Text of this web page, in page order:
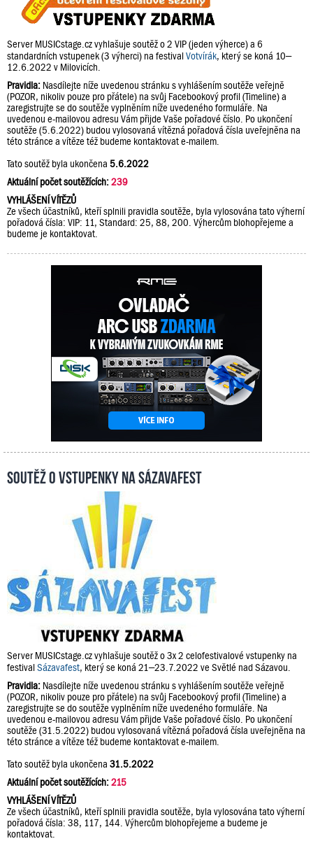
Server MUSICstage.cz vyhlašuje soutěž o 2 VIP (jeden výherce) a 6
standardních vstupenek (3 výherci) na festivalVotvírák, který se koná 10–
12.6.2022 v Milovicích.
Pravidla: Nasdílejte níže uvedenou stránku s vyhlášením soutěže veřejně
(POZOR, nikoliv pouze pro přátele) na svůj Facebookový profil (Timeline) a
zaregistrujte se do soutěže vyplněním níže uvedeného formuláře. Na
uvedenou e-mailovou adresu Vám přijde Vaše pořadové číslo. Po ukončení
soutěže (5.6.2022) budou vylosovaná vítězná pořadová čísla uveřejněna na
této stránce a vítěze též budeme kontaktovat e-mailem.
Tato soutěž byla ukončena 5.6.2022
Aktuální počet soutěžících:239
VYHLÁŠENÍ VÍTĚZŮ
Ze všech účastníků, kteří splnili pravidla soutěže, byla vylosována tato výherní
pořadová čísla: VIP: 11, Standard: 25, 88, 200. Výhercům blohopřejeme a
budeme je kontaktovat.
Soutěž o vstupenky na Sázavafest
Server MUSICstage.cz vyhlašuje soutěž o 3x 2 celofestivalové vstupenky na
festivalSázavafest, který se koná 21–23.7.2022 ve Světlé nad Sázavou.
Pravidla: Nasdílejte níže uvedenou stránku s vyhlášením soutěže veřejně
(POZOR, nikoliv pouze pro přátele) na svůj Facebookový profil (Timeline) a
zaregistrujte se do soutěže vyplněním níže uvedeného formuláře. Na
uvedenou e-mailovou adresu Vám přijde Vaše pořadové číslo. Po ukončení
soutěže (31.5.2022) budou vylosovaná vítězná pořadová čísla uveřejněna na
této stránce a vítěze též budeme kontaktovat e-mailem.
Tato soutěž byla ukončena 31.5.2022
Aktuální počet soutěžících:215
VYHLÁŠENÍ VÍTĚZŮ
Ze všech účastníků, kteří splnili pravidla soutěže, byla vylosována tato výherní
pořadová čísla: 38, 117, 144. Výhercům blohopřejeme a budeme je
kontaktovat.